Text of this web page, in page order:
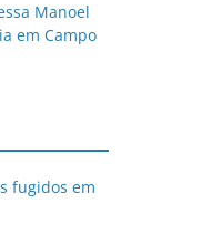
Manoel
em Campo
fugidos em